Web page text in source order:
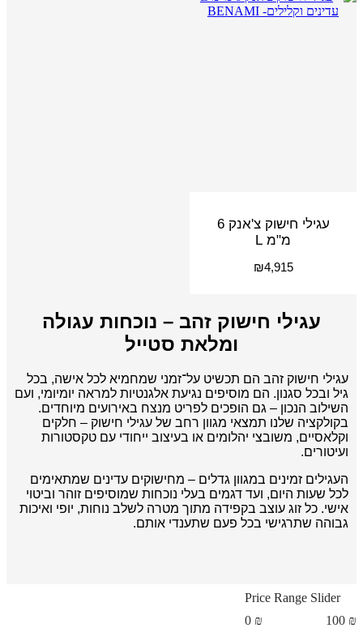
עגילי חישוק צ'אנק 6
מ"מ L
₪4,915
עגילי חישוק זהב – נוכחות עגולה
ומלאת סטייל
עגילי חישוק זהב הם תכשיט על־זמני שמחמיא לכל אישה, בכל
גיל ובכל סגנון. הם מוסיפים נגיעת אלגנטיות למראה יומיומי, ועם
השילוב הנכון – גם הופכים לפריט מנצח באירועים מיוחדים.
בקולקציה שלנו תמצאי מגוון רחב של עגילי חישוק – חלקים
וקלאסיים, משובצי יהלומים או בעיצוב ייחודי עם טקסטורות
ועיטורים.
העגילים זמינים במגוון גדלים – מחישוקים עדינים שמתאימים
לכל שעות היום, ועד דגמים בעלי נוכחות שמוסיפים זוהר וביטוי
אישי. כל זוג עוצב בקפידה מתוך מטרה לשלב נוחות, יופי ואיכות
גבוהה שתרגישי בכל פעם שתענדי אותם.
Price Range Slider
0₪ 100₪